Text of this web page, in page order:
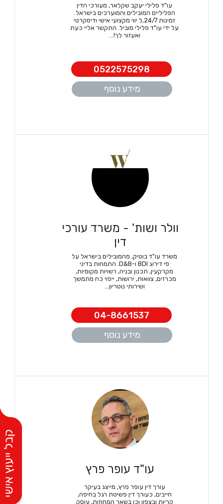
עו"ד פלילי יעקב שקלאר, מעורכי הדין
הפליליים המובילים והמוערכים בישראל.
זמינות 24/7,ל יווי מקצועי אישי ודיסקרטי
על ידי עו"ד פלילי מוביל. התקשר אליי כעת
ואעזור לך!...
0522575298
מידע נוסף
וולר ושות' - משרד עורכי
דין
משרד עו"ד בוטיק, מהמובילים בישראל על
פי דירוג BDI ו-D&B. התמחות בדיני
מקרקעין, תכנון ובניה, רשויות מקומיות,
מכרזים, צוואות, ירושות, ייפוי כח מתמשך
ושירותי נוטריון...
04-8661537
מידע נוסף
עו"ד עופר פרץ
עורך דין עופר פרץ, מייצג בעיקר
חייבים, כעורך דין פשיטת רגל בחיפה,
קריות ובצפון וכן בשאר המחוזות, עוסק